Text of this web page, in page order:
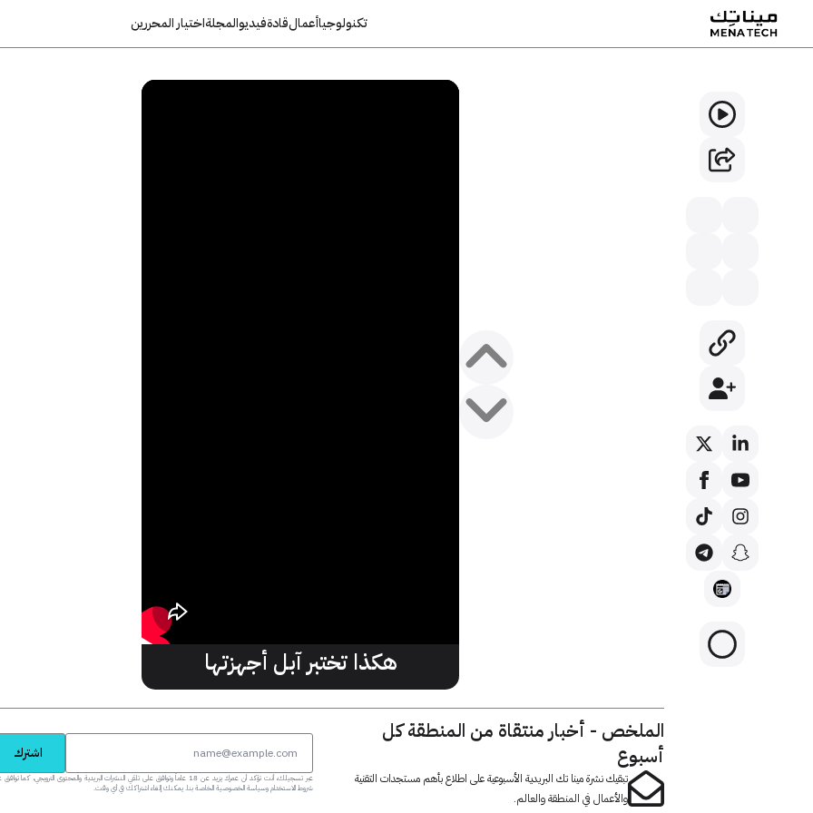
تكنولوجياأعمالقادةفيديوالمجلةاختيار المحررين
هكذا تختبر آبل أجهزتها
الملخص - أخبار منتقاة من المنطقة كل
أسبوع
تبقيك نشرة مينا تك البريدية الأسبوعية على اطلاع بأهم مستجدات التقنية
والأعمال في المنطقة والعالم.
اشترك
عبر تسجيلك، أنت تؤكد أن عمرك يزيد عن 18 عاماً وتوافق على تلقي النشرات البريدية والمحتوى الترويجي، كما
شروط الاستخدام وسياسة الخصوصية الخاصة بنا. يمكنك إلغاء اشتراكك في أي وقت.